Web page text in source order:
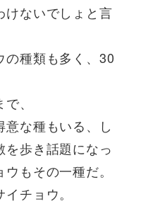
けないでしょと言
の種類も多く、30
、
な種もいる、し
を歩き話題になっ
もその一種だ。
チョウ。